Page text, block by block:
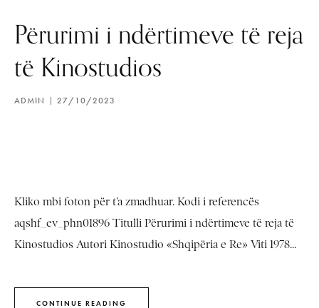
Përurimi i ndërtimeve të reja
të Kinostudios
ADMIN 27/10/2023
Kliko mbi foton për t’a zmadhuar. Kodi i referencës
aqshf_ev_phn01896 Titulli Përurimi i ndërtimeve të reja të
Kinostudios Autori Kinostudio «Shqipëria e Re» Viti 1978...
CONTINUE READING